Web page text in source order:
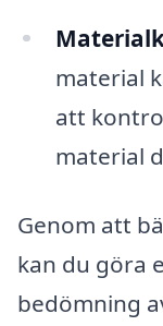
material
att
material
Genom att
kan du göra
bedömning